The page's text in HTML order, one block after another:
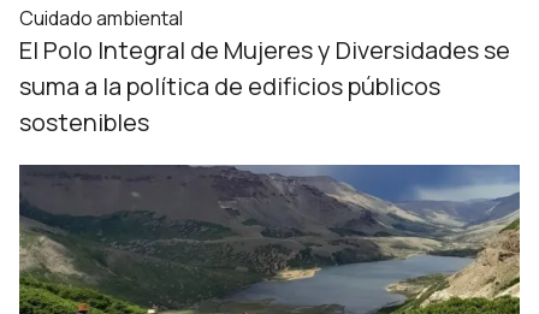
Cuidado ambiental
El Polo Integral de Mujeres y Diversidades se
suma a la política de edificios públicos
sostenibles